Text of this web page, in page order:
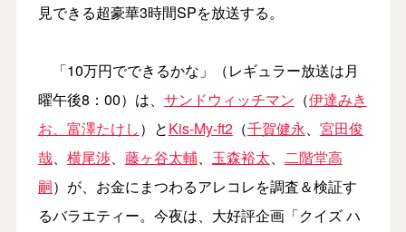
見できる超豪華3時間SPを放送する。
「10万円でできるかな」（レギュラー放送は月
曜午後8：00）は、 サンドウィッチマン （伊達みき
お、富澤たけし）とKis-My-ft2（千賀健永、 宮田俊
哉、 横尾渉、 藤ヶ谷太輔、 玉森裕太、 二階堂高
嗣）が、お金にまつわるアレコレを調査＆検証す
るバラエティー。今夜は、大好評企画「クイズ ハ